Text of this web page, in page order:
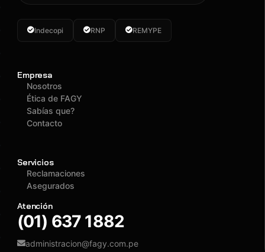
Indecopi RNP REMYPE
Empresa
Nosotros
Ética de FAGY
Sabías que?
Contacto
Servicios
Reclamaciones
Asegurados
Atención
(01) 637 1882
administracion@fagy.com.pe